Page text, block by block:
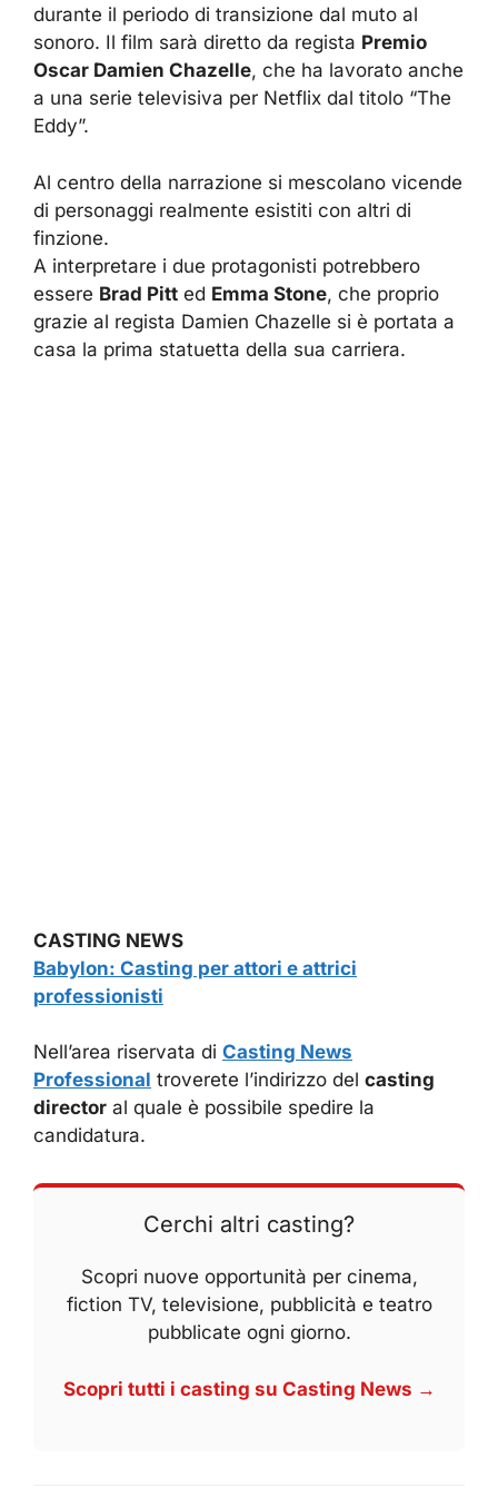
durante il periodo di transizione dal muto al
sonoro. Il film sarà diretto da regista Premio
Oscar Damien Chazelle, che ha lavorato anche
a una serie televisiva per Netflix dal titolo “The
Eddy”.
Al centro della narrazione si mescolano vicende
di personaggi realmente esistiti con altri di
finzione.
A interpretare i due protagonisti potrebbero
essere Brad Pitt ed Emma Stone, che proprio
grazie al regista Damien Chazelle si è portata a
casa la prima statuetta della sua carriera.
CASTING NEWS
Babylon: Casting per attori e attrici
professionisti
Nell’area riservata di Casting News
Professional troverete l’indirizzo del casting
director al quale è possibile spedire la
candidatura.
Cerchi altri casting?
Scopri nuove opportunità per cinema,
fiction TV, televisione, pubblicità e teatro
pubblicate ogni giorno.
Scopri tutti i casting su Casting News →